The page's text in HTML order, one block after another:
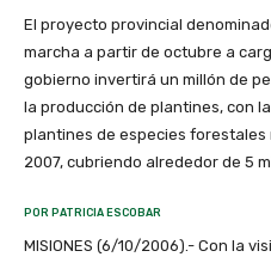
El proyecto provincial
marcha a partir de octubre a
gobierno invertirá un millón de
la producción de plantines, con
plantines de especies
2007, cubriendo alrededor de 5
POR PATRICIA ESCOBAR
MISIONES (6/10/2006).- Con la